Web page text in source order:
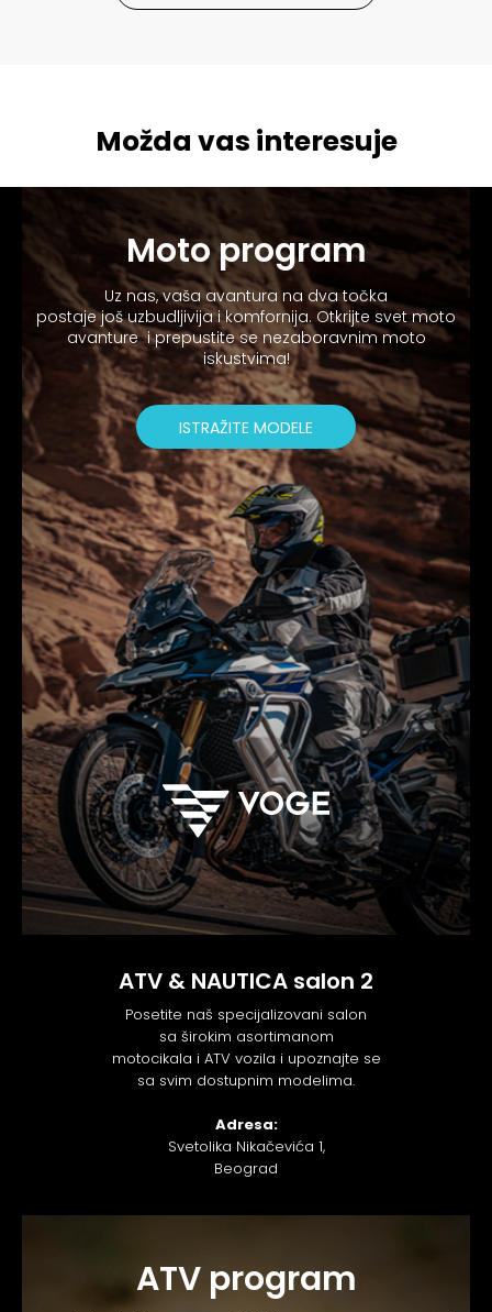
Možda vas interesuje
Moto program
Uz nas, vaša avantura na dva točka
postaje još uzbudljivija i komfornija. Otkrijte svet moto
avanture i prepustite se nezaboravnim moto
iskustvima!
ISTRAŽITE MODELE
ATV & NAUTICA salon 2
Posetite naš specijalizovani salon
sa širokim asortimanom
motocikala i ATV vozila i upoznajte se
sa svim dostupnim modelima.
Adresa:
Svetolika Nikačevića 1,
Beograd
ATV program